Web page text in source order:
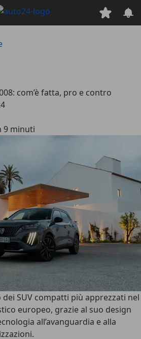
com’è fatta, pro e contro
9 minuti
dei SUV compatti più apprezzati nel
europeo, grazie al suo design
all’avanguardia e alla